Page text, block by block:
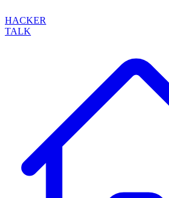
HACKER
TALK